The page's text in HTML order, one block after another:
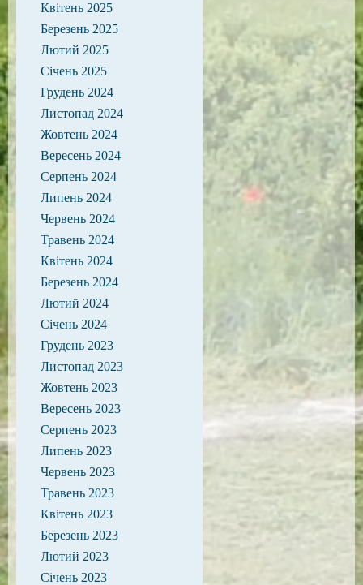
Квітень 2025
Березень 2025
Лютий 2025
Січень 2025
Грудень 2024
Листопад 2024
Жовтень 2024
Вересень 2024
Серпень 2024
Липень 2024
Червень 2024
Травень 2024
Квітень 2024
Березень 2024
Лютий 2024
Січень 2024
Грудень 2023
Листопад 2023
Жовтень 2023
Вересень 2023
Серпень 2023
Липень 2023
Червень 2023
Травень 2023
Квітень 2023
Березень 2023
Лютий 2023
Січень 2023